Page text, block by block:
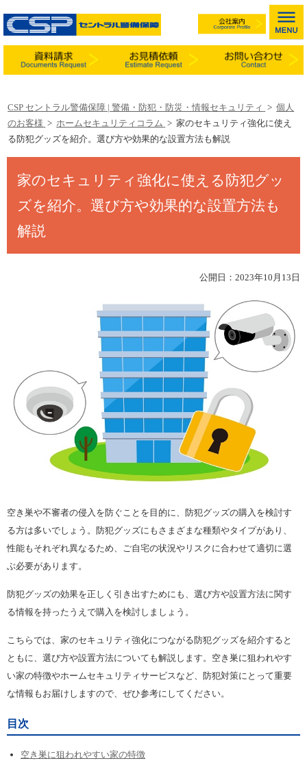
CSP セントラル警備保障 | 警備・防犯・防災・情報セキュリティ > 個人
のお客様 > ホームセキュリティコラム > 家のセキュリティ強化に使え
る防犯グッズを紹介。選び方や効果的な設置方法も解説
家のセキュリティ強化に使える防犯グッ
ズを紹介。選び方や効果的な設置方法も
解説
公開日：2023年10月13日
空き巣や不審者の侵入を防ぐことを目的に、防犯グッズの購入を検討す
る方は多いでしょう。防犯グッズにもさまざまな種類やタイプがあり、
性能もそれぞれ異なるため、ご自宅の状況やリスクに合わせて適切に選
ぶ必要があります。
防犯グッズの効果を正しく引き出すためにも、選び方や設置方法に関す
る情報を持ったうえで購入を検討しましょう。
こちらでは、家のセキュリティ強化につながる防犯グッズを紹介すると
ともに、選び方や設置方法についても解説します。空き巣に狙われやす
い家の特徴やホームセキュリティサービスなど、防犯対策にとって重要
な情報もお届けしますので、ぜひ参考にしてください。
目次
空き巣に狙われやすい家の特徴